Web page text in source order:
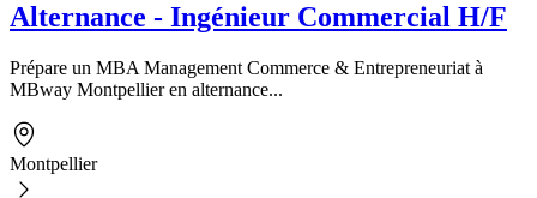
Alternance - Ingénieur Commercial H/F
Prépare un MBA Management Commerce & Entrepreneuriat à
MBway Montpellier en alternance...
Montpellier